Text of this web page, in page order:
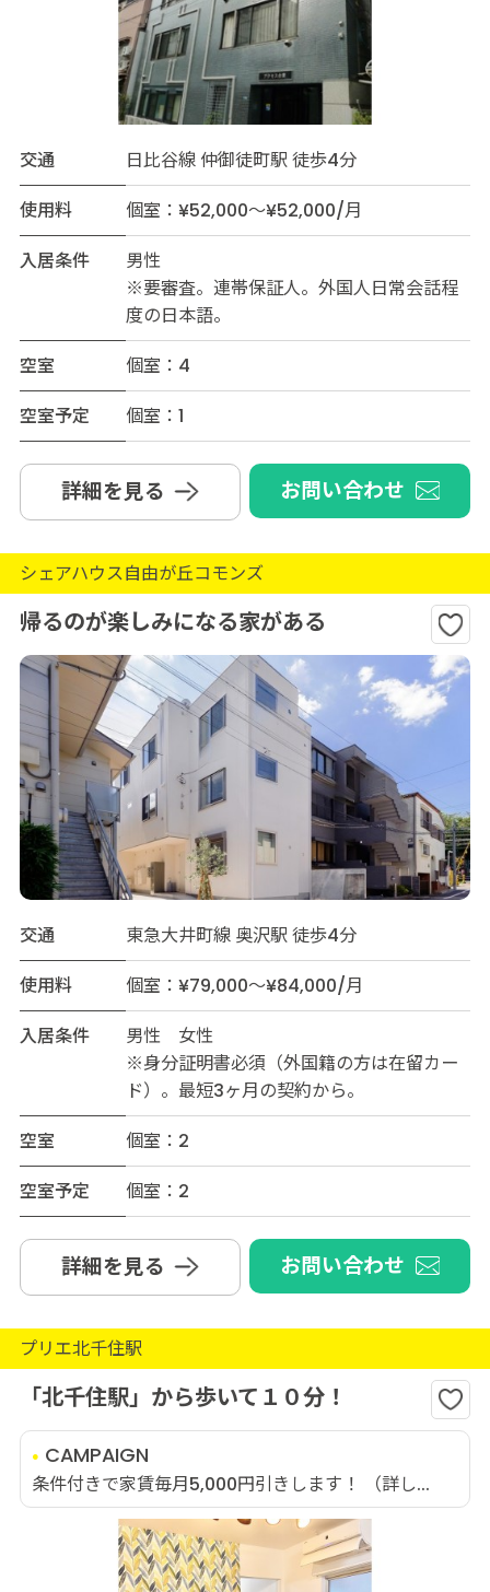
交通
日比谷線 仲御徒町駅 徒歩4分
使用料
個室：¥52,000～¥52,000/月
入居条件
男性
※要審査。連帯保証人。外国人日常会話程
度の日本語。
空室
個室：4
空室予定
個室：1
詳細を見る お問い合わせ
シェアハウス自由が丘コモンズ
帰るのが楽しみになる家がある
交通
東急大井町線 奥沢駅 徒歩4分
使用料
個室：¥79,000～¥84,000/月
入居条件
男性 女性
※身分証明書必須（外国籍の方は在留カー
ド）。最短3ヶ月の契約から。
空室
個室：2
空室予定
個室：2
詳細を見る お問い合わせ
プリエ北千住駅
「北千住駅」から歩いて１０分！
CAMPAIGN
条件付きで家賃毎月5,000円引きします！ （詳し...